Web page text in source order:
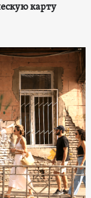
карту